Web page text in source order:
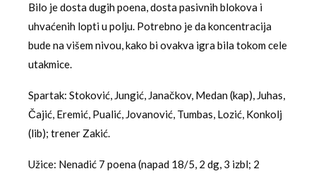
Bilo je dosta dugih poena, dosta pasivnih blokova i
uhvaćenih lopti u polju. Potrebno je da koncentracija
bude na višem nivou, kako bi ovakva igra bila tokom cele
utakmice.
Spartak: Stoković, Jungić, Janačkov, Medan (kap), Juhas,
Čajić, Eremić, Pualić, Jovanović, Tumbas, Lozić, Konkolj
(lib); trener Zakić.
Užice: Nenadić 7 poena (napad 18/5, 2 dg, 3 izbl; 2